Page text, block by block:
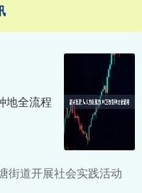
地全流程
街道开展社会实践活动